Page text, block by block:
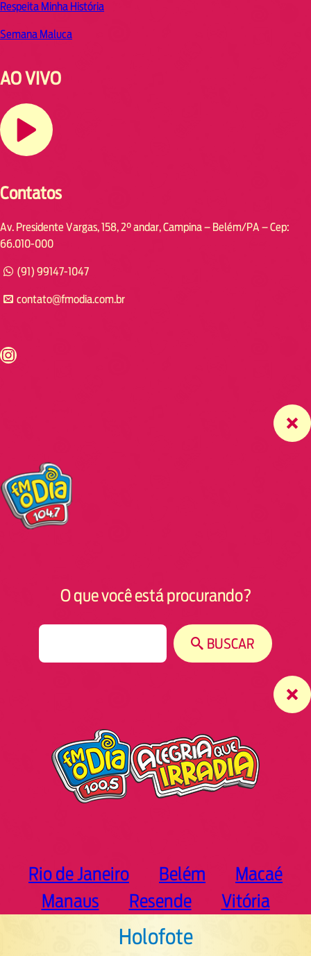
Respeita Minha História
Semana Maluca
AO VIVO
Contatos
Av. Presidente Vargas, 158, 2° andar, Campina – Belém/PA – Cep:
66.010-000
(91) 99147-1047
contato@fmodia.com.br
https://www.instagram.com/fmodia.cabofrio/
O que você está procurando?
BUSCAR
Rio de Janeiro Belém
Macaé
Manaus
Resende Vitória
Holofote